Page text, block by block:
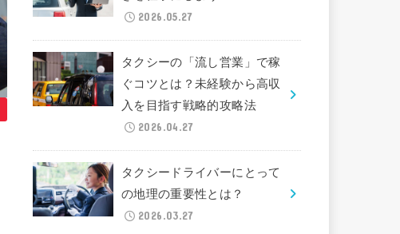
2026.05.27
タクシーの「流し営業」で稼
ぐコツとは？未経験から高収
入を目指す戦略的攻略法
2026.04.27
タクシードライバーにとって
の地理の重要性とは？
2026.03.27